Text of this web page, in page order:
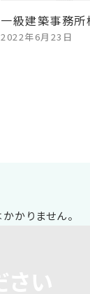
一級建築事務所
2022年6月23日